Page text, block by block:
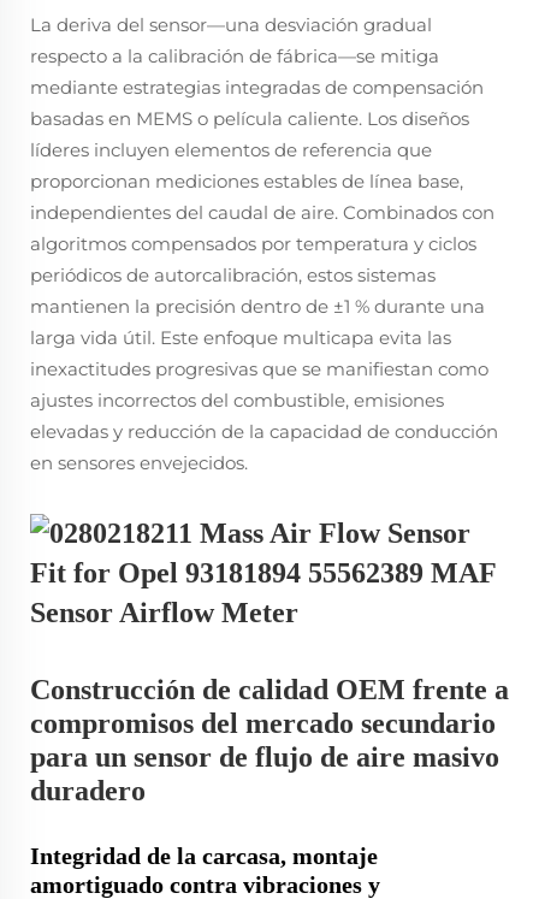
La deriva del sensor—una desviación gradual
respecto a la calibración de fábrica—se mitiga
mediante estrategias integradas de compensación
basadas en MEMS o película caliente. Los diseños
líderes incluyen elementos de referencia que
proporcionan mediciones estables de línea base,
independientes del caudal de aire. Combinados con
algoritmos compensados por temperatura y ciclos
periódicos de autorcalibración, estos sistemas
mantienen la precisión dentro de ±1 % durante una
larga vida útil. Este enfoque multicapa evita las
inexactitudes progresivas que se manifiestan como
ajustes incorrectos del combustible, emisiones
elevadas y reducción de la capacidad de conducción
en sensores envejecidos.
Construcción de calidad OEM frente a
compromisos del mercado secundario
para un sensor de flujo de aire masivo
duradero
Integridad de la carcasa, montaje
amortiguado contra vibraciones y